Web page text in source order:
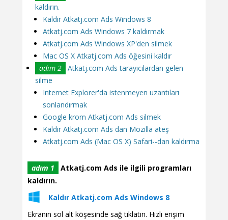
kaldırın.
Kaldır Atkatj.com Ads Windows 8
Atkatj.com Ads Windows 7 kaldırmak
Atkatj.com Ads Windows XP'den silmek
Mac OS X Atkatj.com Ads öğesini kaldır
adım 2
Atkatj.com Ads tarayıcılardan gelen
silme
Internet Explorer'da istenmeyen uzantıları
sonlandırmak
Google krom Atkatj.com Ads silmek
Kaldır Atkatj.com Ads dan Mozilla ateş
Atkatj.com Ads (Mac OS X) Safari--dan kaldırma
adım 1
Atkatj.com Ads ile ilgili programları
kaldırın.
Kaldır Atkatj.com Ads Windows 8
Ekranın sol alt köşesinde sağ tıklatın. Hızlı erişim